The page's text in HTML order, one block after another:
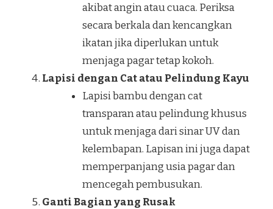
akibat angin atau cuaca. Periksa
secara berkala dan kencangkan
ikatan jika diperlukan untuk
menjaga pagar tetap kokoh.
Lapisi dengan Cat atau Pelindung Kayu
Lapisi bambu dengan cat
transparan atau pelindung khusus
untuk menjaga dari sinar UV dan
kelembapan. Lapisan ini juga dapat
memperpanjang usia pagar dan
mencegah pembusukan.
Ganti Bagian yang Rusak